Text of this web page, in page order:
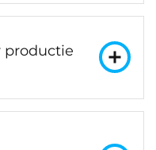
productie